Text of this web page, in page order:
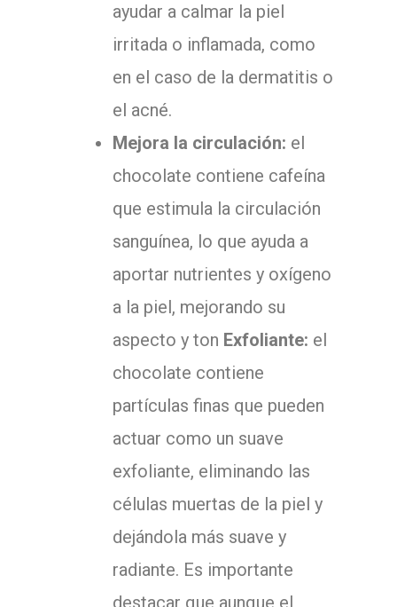
ayudar a calmar la piel
irritada o inflamada, como
en el caso de la dermatitis o
el acné.
Mejora la circulación: el
chocolate contiene cafeína
que estimula la circulación
sanguínea, lo que ayuda a
aportar nutrientes y oxígeno
a la piel, mejorando su
aspecto y ton Exfoliante: el
chocolate contiene
partículas finas que pueden
actuar como un suave
exfoliante, eliminando las
células muertas de la piel y
dejándola más suave y
radiante. Es importante